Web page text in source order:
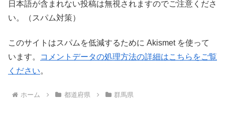
日本語が含まれない投稿は無視されますのでご注意くださ
い。（スパム対策）
このサイトはスパムを低減するために Akismet を使って
います。
コメントデータの処理方法の詳細はこちらをご覧
ください。
ホーム 都道府県 群馬県